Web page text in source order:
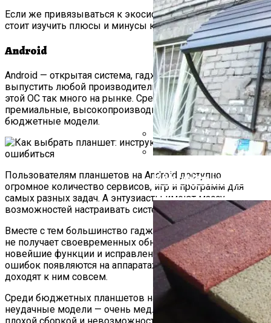
Ванны?
Козырек Над
Если же привязываться к экосистеме вы не хотите,
стоит изучить плюсы и минусы каждого варианта.
Android
Android — открытая система, гаджет с ней может
выпустить любой производитель. Поэтому планшетов с
этой ОС так много на рынке. Среди них есть и дорогие,
премиальные, высокопроизводительные устройства, и
бюджетные модели.
Пользователям планшетов на Android доступно
огромное количество сервисов, игр и программ для
самых разных задач. А энтузиасты имеют массу
возможностей настраивать систему под себя.
Вместе с тем большинство гаджетов на этой платформе
не получает своевременных обновлений. В результате
новейшие функции и исправления программных
ошибок появляются на аппаратах с задержкой или не
доходят к ним совсем.
Среди бюджетных планшетов на Android попадаются
неудачные модели — очень медленные, часто сбоящие, с